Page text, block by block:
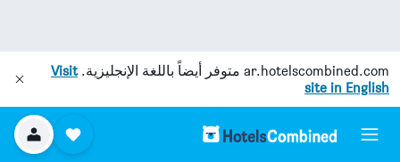
ar.hotelscombined.com متوفر أيضاً باللغة الإنجليزية.Visit
site in English